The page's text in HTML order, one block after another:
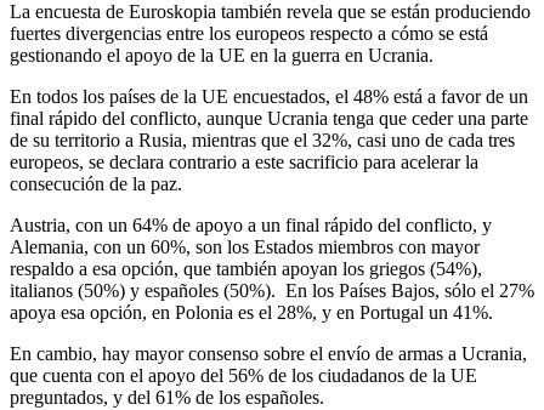
La encuesta de Euroskopia también revela que se están produciendo
fuertes divergencias entre los europeos respecto a cómo se está
gestionando el apoyo de la UE en la guerra en Ucrania.
En todos los países de la UE encuestados, el 48% está a favor de un
final rápido del conflicto, aunque Ucrania tenga que ceder una parte
de su territorio a Rusia, mientras que el 32%, casi uno de cada tres
europeos, se declara contrario a este sacrificio para acelerar la
consecución de la paz.
Austria, con un 64% de apoyo a un final rápido del conflicto, y
Alemania, con un 60%, son los Estados miembros con mayor
respaldo a esa opción, que también apoyan los griegos (54%),
italianos (50%) y españoles (50%). En los Países Bajos, sólo el 27%
apoya esa opción, en Polonia es el 28%, y en Portugal un 41%.
En cambio, hay mayor consenso sobre el envío de armas a Ucrania,
que cuenta con el apoyo del 56% de los ciudadanos de la UE
preguntados, y del 61% de los españoles.